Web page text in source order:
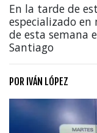
En la tarde de
especializado
de esta semana
Santiago
POR IVÁN LÓPEZ